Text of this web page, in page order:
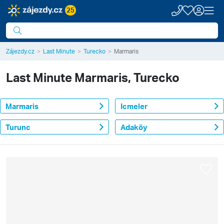
25
Zájezdy.cz Last Minute Turecko Marmaris
Last MinuteMarmaris, Turecko
Marmaris Icmeler
Turunc Adaköy